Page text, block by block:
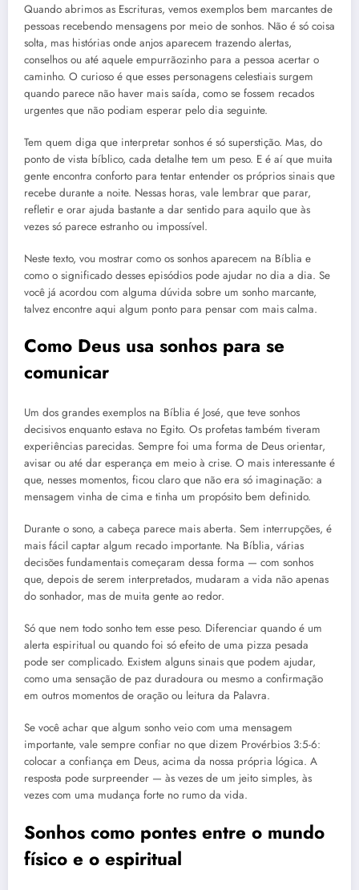
Quando abrimos as Escrituras, vemos exemplos bem marcantes de
pessoas recebendo mensagens por meio de sonhos. Não é só coisa
solta, mas histórias onde anjos aparecem trazendo alertas,
conselhos ou até aquele empurrãozinho para a pessoa acertar o
caminho. O curioso é que esses personagens celestiais surgem
quando parece não haver mais saída, como se fossem recados
urgentes que não podiam esperar pelo dia seguinte.
Tem quem diga que interpretar sonhos é só superstição. Mas, do
ponto de vista bíblico, cada detalhe tem um peso. E é aí que muita
gente encontra conforto para tentar entender os próprios sinais que
recebe durante a noite. Nessas horas, vale lembrar que parar,
refletir e orar ajuda bastante a dar sentido para aquilo que às
vezes só parece estranho ou impossível.
Neste texto, vou mostrar como os sonhos aparecem na Bíblia e
como o significado desses episódios pode ajudar no dia a dia. Se
você já acordou com alguma dúvida sobre um sonho marcante,
talvez encontre aqui algum ponto para pensar com mais calma.
Como Deus usa sonhos para se
comunicar
Um dos grandes exemplos na Bíblia é José, que teve sonhos
decisivos enquanto estava no Egito. Os profetas também tiveram
experiências parecidas. Sempre foi uma forma de Deus orientar,
avisar ou até dar esperança em meio à crise. O mais interessante é
que, nesses momentos, ficou claro que não era só imaginação: a
mensagem vinha de cima e tinha um propósito bem definido.
Durante o sono, a cabeça parece mais aberta. Sem interrupções, é
mais fácil captar algum recado importante. Na Bíblia, várias
decisões fundamentais começaram dessa forma — com sonhos
que, depois de serem interpretados, mudaram a vida não apenas
do sonhador, mas de muita gente ao redor.
Só que nem todo sonho tem esse peso. Diferenciar quando é um
alerta espiritual ou quando foi só efeito de uma pizza pesada
pode ser complicado. Existem alguns sinais que podem ajudar,
como uma sensação de paz duradoura ou mesmo a confirmação
em outros momentos de oração ou leitura da Palavra.
Se você achar que algum sonho veio com uma mensagem
importante, vale sempre confiar no que dizem Provérbios 3:5-6:
colocar a confiança em Deus, acima da nossa própria lógica. A
resposta pode surpreender — às vezes de um jeito simples, às
vezes com uma mudança forte no rumo da vida.
Sonhos como pontes entre o mundo
físico e o espiritual